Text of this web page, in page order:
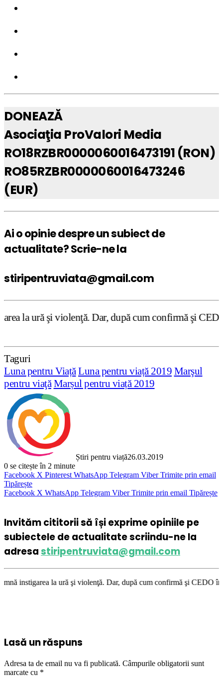
DONEAZĂ
Asociaţia ProValori Media
RO18RZBR0000060016473191 (RON)
RO85RZBR0000060016473246
(EUR)
Ai o opinie despre un subiect de
actualitate? Scrie-ne la
stiripentruviata@gmail.com
Dar, după cum confirmă şi CEDO în cazul
Taguri
Luna pentru Viață Luna pentru viață 2019 Marşul
pentru viaţă Marșul pentru viață 2019
Știri pentru viață26.03.2019
0 se citește în 2 minute
Facebook X Pinterest WhatsApp Telegram Viber Trimite prin email
Tipărește
Facebook X WhatsApp Telegram Viber Trimite prin email Tipărește
Invităm cititorii să își exprime opiniile pe
subiectele de actualitate scriindu-ne la
adresastiripentruviata@gmail.com
şi violenţă. Dar, după cum confirmă şi CEDO în cazul
Lasă un răspuns
Adresa ta de email nu va fi publicată. Câmpurile obligatorii sunt
marcate cu *